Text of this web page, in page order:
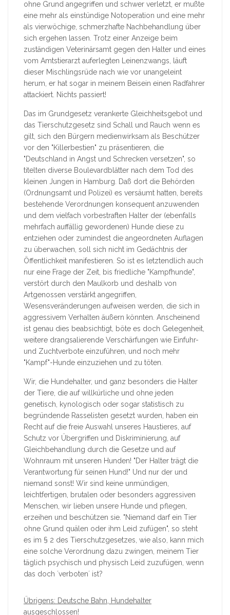
ohne Grund angegriffen und schwer verletzt, er mußte
eine mehr als einstündige Notoperation und eine mehr
als vierwöchige, schmerzhafte Nachbehandlung über
sich ergehen lassen. Trotz einer Anzeige beim
zuständigen Veterinärsamt gegen den Halter und eines
vom Amtstierarzt auferlegten Leinenzwangs, läuft
dieser Mischlingsrüde nach wie vor unangeleint
herum, er hat sogar in meinem Beisein einen Radfahrer
attackiert. Nichts passiert!
Das im Grundgesetz verankerte Gleichheitsgebot und
das Tierschutzgesetz sind Schall und Rauch wenn es
gilt, sich den Bürgern medienwirksam als Beschützer
vor den "Killerbestien" zu präsentieren, die
"Deutschland in Angst und Schrecken versetzen", so
titelten diverse Boulevardblätter nach dem Tod des
kleinen Jungen in Hamburg. Daß dort die Behörden
(Ordnungsamt und Polizei) es versäumt hatten, bereits
bestehende Verordnungen konsequent anzuwenden
und dem vielfach vorbestraften Halter der (ebenfalls
mehrfach auffällig gewordenen) Hunde diese zu
entziehen oder zumindest die angeordneten Auflagen
zu überwachen, soll sich nicht im Gedächtnis der
Öffentlichkeit manifestieren. So ist es letztendlich auch
nur eine Frage der Zeit, bis friedliche "Kampfhunde",
verstört durch den Maulkorb und deshalb von
Artgenossen verstärkt angegriffen,
Wesensveränderungen aufweisen werden, die sich in
aggressivem Verhalten äußern könnten. Anscheinend
ist genau dies beabsichtigt, böte es doch Gelegenheit,
weitere drangsalierende Verschärfungen wie Einfuhr-
und Zuchtverbote einzuführen, und noch mehr
"Kampf"-Hunde einzuziehen und zu töten.
Wir, die Hundehalter, und ganz besonders die Halter
der Tiere, die auf willkürliche und ohne jeden
genetisch, kynologisch oder sogar statistisch zu
begründende Rasselisten gesetzt wurden, haben ein
Recht auf die freie Auswahl unseres Haustieres, auf
Schutz vor Übergriffen und Diskriminierung, auf
Gleichbehandlung durch die Gesetze und auf
Wohnraum mit unseren Hunden! "Der Halter trägt die
Verantwortung für seinen Hund!" Und nur der und
niemand sonst! Wir sind keine unmündigen,
leichtfertigen, brutalen oder besonders aggressiven
Menschen, wir lieben unsere Hunde und pflegen,
erzeihen und beschützen sie. "Niemand darf ein Tier
ohne Grund quälen oder ihm Leid zufügen", so steht
es im § 2 des Tierschutzgesetzes, wie also, kann mich
eine solche Verordnung dazu zwingen, meinem Tier
täglich psychisch und physisch Leid zuzufügen, wenn
das doch ´verboten´ ist?
Übrigens: Deutsche Bahn, Hundehalter
ausgeschlossen!